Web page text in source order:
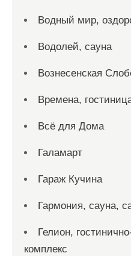
Водный мир,
Водолей, сауна
Вознесенская
Времена,
Всё для Дома
Галамарт
Гараж Кучина
Гармония, сауна,
Гелион,
комплекс